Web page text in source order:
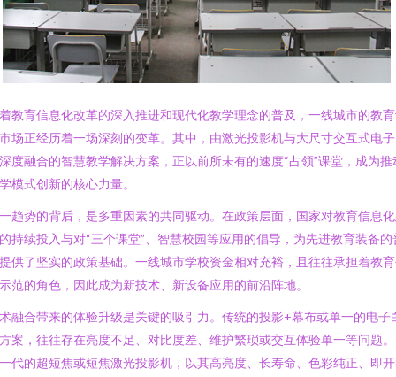
教育信息化改革的深入推进和现代化教学理念的普及，一线城市的教
场正经历着一场深刻的变革。其中，由激光投影机与大尺寸交互式电
度融合的智慧教学解决方案，正以前所未有的速度“占领”课堂，成为推
模式创新的核心力量。
趋势的背后，是多重因素的共同驱动。在政策层面，国家对教育信息
持续投入与对“三个课堂”、智慧校园等应用的倡导，为先进教育装备的
供了坚实的政策基础。一线城市学校资金相对充裕，且往往承担着教
范的角色，因此成为新技术、新设备应用的前沿阵地。
融合带来的体验升级是关键的吸引力。传统的投影+幕布或单一的电子
案，往往存在亮度不足、对比度差、维护繁琐或交互体验单一等问题
代的超短焦或短焦激光投影机，以其高亮度、长寿命、色彩纯正、即